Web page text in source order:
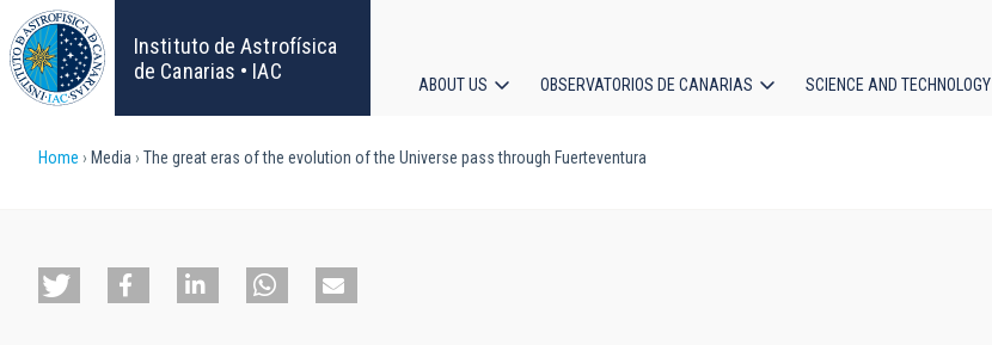
Skip
to
main
content
Instituto de Astrofísica
de Canarias • IAC
navigation
ABOUT US OBSERVATORIOS DE CANARIAS SCIENCE AND TECHNOLOGY
Breadcrumb
Home Media The great eras of the evolution of the Universe pass through Fuerteventura